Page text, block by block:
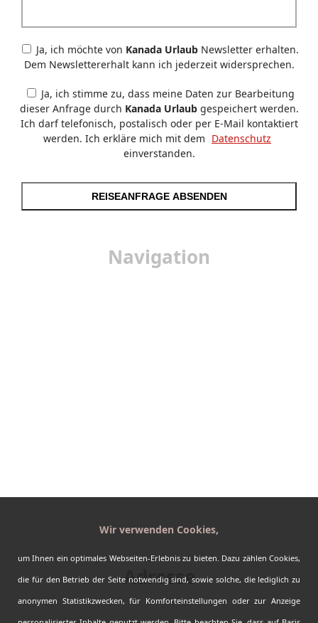
Ja, ich möchte von Kanada Urlaub Newsletter erhalten.
Dem Newslettererhalt kann ich jederzeit widersprechen.
Ja, ich stimme zu, dass meine Daten zur Bearbeitung
dieser Anfrage durch Kanada Urlaubgespeichert werden.
Ich darf telefonisch, postalisch oder per E-Mail kontaktiert
werden. Ich erkläre mich mit dem Datenschutz
einverstanden.
REISEANFRAGE ABSENDEN
Navigation
Datenschutz
Barrierefreiheit
Adresse
Kanada-Urlaub.de by Fasten your Seatbelts
Wir verwenden Cookies,
um Ihnen ein optimales Webseiten-Erlebnis zu bieten. Dazu zählen Cookies,
die für den Betrieb der Seite notwendig sind, sowie solche, die lediglich zu
anonymen Statistikzwecken, für Komforteinstellungen oder zur Anzeige